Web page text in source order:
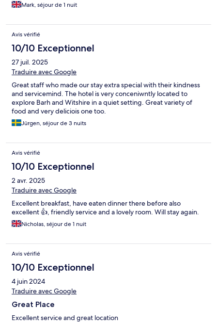
Mark, séjour de 1 nuit
Avis vérifié
10/10 Exceptionnel
27 juil. 2025
Traduire avec Google
Great staff who made our stay extra special with their kindness
and servicemind. The hotel is very conceniwntly located to
explore Barh and Witshire in a quiet setting. Great variety of
food and very deliciois one too.
Jürgen, séjour de 3 nuits
Avis vérifié
10/10 Exceptionnel
2 avr. 2025
Traduire avec Google
Excellent breakfast, have eaten dinner there before also
excellent 👍, friendly service and a lovely room. Will stay again.
Nicholas, séjour de 1 nuit
Avis vérifié
10/10 Exceptionnel
4 juin 2024
Traduire avec Google
Great Place
Excellent service and great location